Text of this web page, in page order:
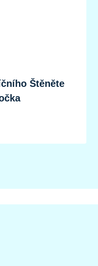
Štěněte